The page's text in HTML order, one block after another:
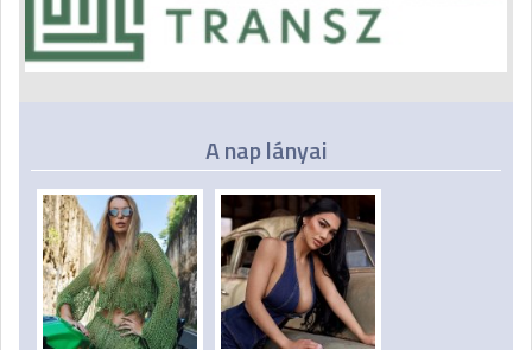
A nap lányai